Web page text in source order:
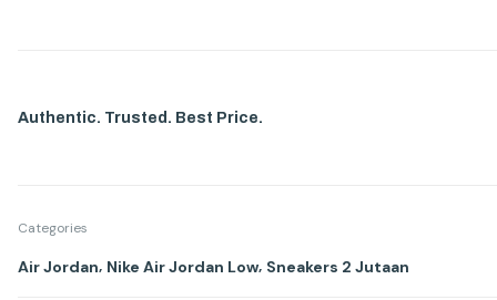
Authentic. Trusted. Best Price.
Categories
Air Jordan Nike Air Jordan Low Sneakers 2 Jutaan